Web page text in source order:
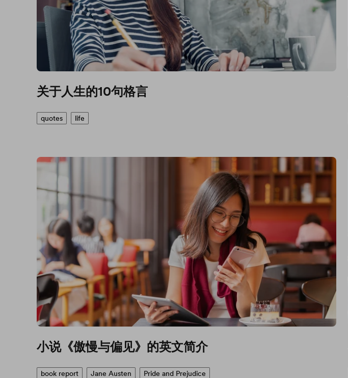
关于人生的10句格言
quotes life
小说《傲慢与偏见》的英文简介
book report Jane Austen Pride and Prejudice